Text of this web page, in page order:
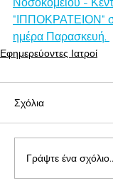
"ΙΠΠΟΚΡΑΤΕΙΟΝ"
ημέρα Παρασκευή.
Εφημερεύοντες Ιατροί
Σχόλια
Γράψτε ένα